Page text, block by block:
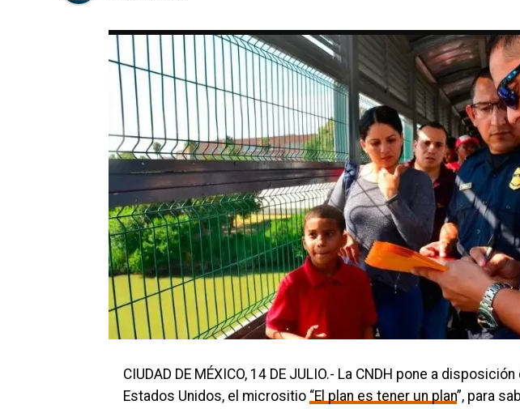
CIUDAD DE MÉXICO, 14 DE JULIO.- La CNDH pone a
Estados Unidos, el micrositio “El plan es tener un plan”, para